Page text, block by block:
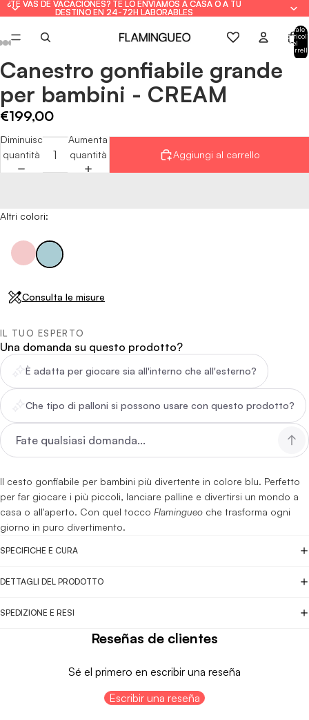
¿TE VAS DE VACACIONES? TE LO ENVIAMOS A CASA O A TU
DESTINO EN 24-72H LABORABLES
¿TE VAS DE VACACIONES? TE LO ENVIAMOS A CASA O A TU
DESTINO EN 24-72H LABORABLES
Totale
articoli
nel
Apri
immagine
a
schermo
Apri
immagine
a
schermo
Apri
immagine
a
schermo
Apri
immagine
a
schermo
Apri
immagine
a
schermo
Apri
immagine
a
schermo
Apri
immagine
a
schermo
Apri
immagine
a
schermo
Apri
immagine
a
schermo
Canestro gonfiabile grande
per bambini - CREAM
€199,00
Diminuisci
quantità
Aumenta
quantità
Aggiungi al carrello
Altri colori:
Consulta le misure
IL TUO ESPERTO
Una domanda su questo prodotto?
È adatta per giocare sia all'interno che all'esterno?
Che tipo di palloni si possono usare con questo prodotto?
Il cesto gonfiabile per bambini più divertente in colore blu. Perfetto
per far giocare i più piccoli, lanciare palline e divertirsi un mondo a
casa o all'aperto. Con quel tocco Flamingueo che trasforma ogni
giorno in puro divertimento.
SPECIFICHE E CURA
DETTAGLI DEL PRODOTTO
SPEDIZIONE E RESI
Reseñas de clientes
Sé el primero en escribir una reseña
Escribir una reseña